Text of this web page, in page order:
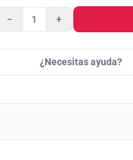
− +
¿Necesitas ayuda?